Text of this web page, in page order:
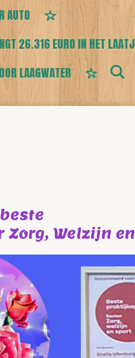
AUTO
26.316 EURO IN HET
LAAGWATER
Welzijn